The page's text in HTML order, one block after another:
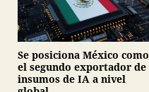
Se posiciona México como
el segundo exportador de
insumos de IA a nivel